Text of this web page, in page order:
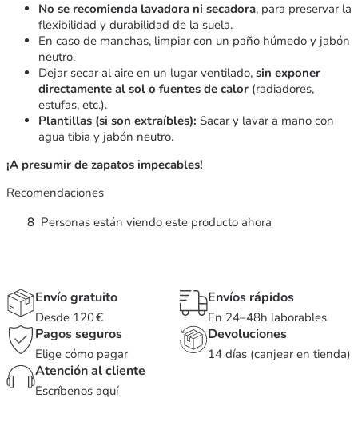
No se recomienda lavadora ni secadora, para preservar la
flexibilidad y durabilidad de la suela.
En caso de manchas, limpiar con un paño húmedo y jabón
neutro.
Dejar secar al aire en un lugar ventilado, sin exponer
directamente al sol o fuentes de calor (radiadores,
estufas, etc.).
Plantillas (si son extraíbles): Sacar y lavar a mano con
agua tibia y jabón neutro.
¡A presumir de zapatos impecables!
Recomendaciones
8 Personas están viendo este producto ahora
Envío gratuito
Desde 120 €
Envíos rápidos
En 24–48h laborables
Pagos seguros
Elige cómo pagar
Devoluciones
14 días (canjear en tienda)
Atención al cliente
Escríbenos aquí